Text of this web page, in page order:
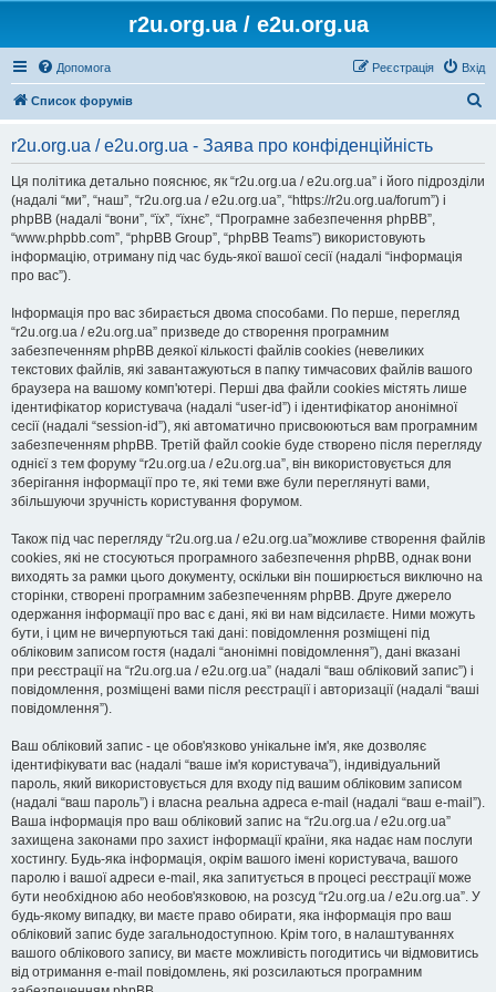
r2u.org.ua / e2u.org.ua
Допомога Вхід
Реєстрація
Список форумів
r2u.org.ua / e2u.org.ua - Заява про конфіденційність
Ця політика детально пояснює, як “r2u.org.ua / e2u.org.ua” і його підрозділи
(надалі “ми”, “наш”, “r2u.org.ua / e2u.org.ua”, “https://r2u.org.ua/forum”) і
phpBB (надалі “вони”, “їх”, “їхнє”, “Програмне забезпечення phpBB”,
“www.phpbb.com”, “phpBB Group”, “phpBB Teams”) використовують
інформацію, отриману під час будь-якої вашої сесії (надалі “інформація
про вас”).
Інформація про вас збирається двома способами. По перше, перегляд
“r2u.org.ua / e2u.org.ua” призведе до створення програмним
забезпеченням phpBB деякої кількості файлів cookies (невеликих
текстових файлів, які завантажуються в папку тимчасових файлів вашого
браузера на вашому комп'ютері. Перші два файли cookies містять лише
ідентифікатор користувача (надалі “user-id”) і ідентифікатор анонімної
сесії (надалі “session-id”), які автоматично присвоюються вам програмним
забезпеченням phpBB. Третій файл cookie буде створено після перегляду
однієї з тем форуму “r2u.org.ua / e2u.org.ua”, він використовується для
зберігання інформації про те, які теми вже були переглянуті вами,
збільшуючи зручність користування форумом.
Також під час перегляду “r2u.org.ua / e2u.org.ua”можливе створення файлів
cookies, які не стосуються програмного забезпечення phpBB, однак вони
виходять за рамки цього документу, оскільки він поширюється виключно на
сторінки, створені програмним забезпеченням phpBB. Друге джерело
одержання інформації про вас є дані, які ви нам відсилаєте. Ними можуть
бути, і цим не вичерпуються такі дані: повідомлення розміщені під
обліковим записом гостя (надалі “анонімні повідомлення”), дані вказані
при реєстрації на “r2u.org.ua / e2u.org.ua” (надалі “ваш обліковий запис”) і
повідомлення, розміщені вами після реєстрації і авторизації (надалі “ваші
повідомлення”).
Ваш обліковий запис - це обов'язково унікальне ім'я, яке дозволяє
ідентифікувати вас (надалі “ваше ім'я користувача”), індивідуальний
пароль, який використовується для входу під вашим обліковим записом
(надалі “ваш пароль”) і власна реальна адреса e-mail (надалі “ваш e-mail”).
Ваша інформація про ваш обліковий запис на “r2u.org.ua / e2u.org.ua”
захищена законами про захист інформації країни, яка надає нам послуги
хостингу. Будь-яка інформація, окрім вашого імені користувача, вашого
паролю і вашої адреси e-mail, яка запитується в процесі реєстрації може
бути необхідною або необов'язковою, на розсуд “r2u.org.ua / e2u.org.ua”. У
будь-якому випадку, ви маєте право обирати, яка інформація про ваш
обліковий запис буде загальнодоступною. Крім того, в налаштуваннях
вашого облікового запису, ви маєте можливість погодитись чи відмовитись
від отримання e-mail повідомлень, які розсилаються програмним